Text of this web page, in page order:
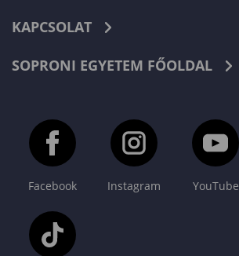
KAPCSOLAT
SOPRONI EGYETEM FŐOLDAL
Facebook Instagram YouTube